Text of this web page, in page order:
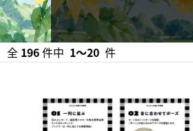
全 196件中 1〜20 件